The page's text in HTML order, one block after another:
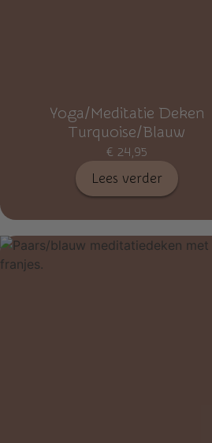
Yoga/Meditatie Deken
Turquoise/Blauw
€ 24,95
Lees verder